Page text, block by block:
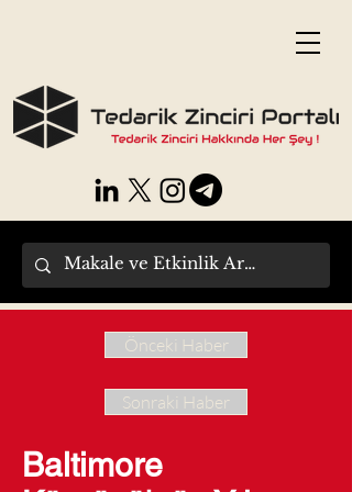
Önceki Haber
Sonraki Haber
Baltimore